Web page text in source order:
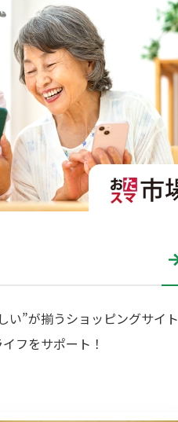
い”が揃うショッピングサイト
フをサポート！